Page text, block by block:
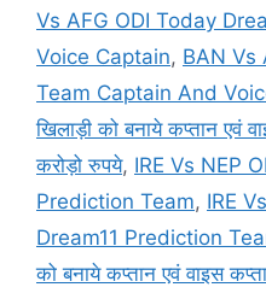
Vs AFG ODI Today
Voice Captain, BAN Vs
Team Captain And
खिलाड़ी को बनाये कप्तान एवं
करोड़ो रुपये, IRE Vs NEP
Prediction Team, IRE
Dream11 Prediction
को बनाये कप्तान एवं वाइस